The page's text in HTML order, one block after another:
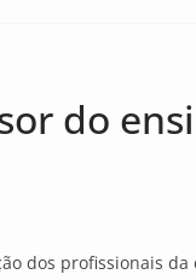
do
dos profissionais